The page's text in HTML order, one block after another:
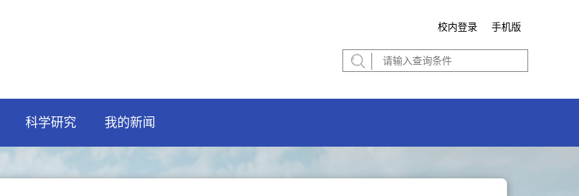
校内登录 手机版
科学研究 我的新闻